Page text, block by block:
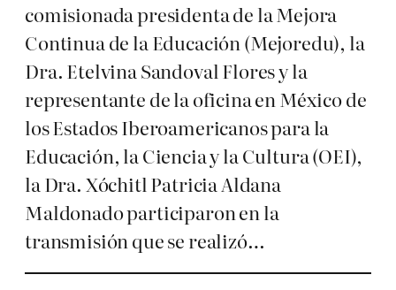
comisionada presidenta de la Mejora
Continua de la Educación (Mejoredu), la
Dra. Etelvina Sandoval Flores y la
representante de la oficina en México de
los Estados Iberoamericanos para la
Educación, la Ciencia y la Cultura (OEI),
la Dra. Xóchitl Patricia Aldana
Maldonado participaron en la
transmisión que se realizó…